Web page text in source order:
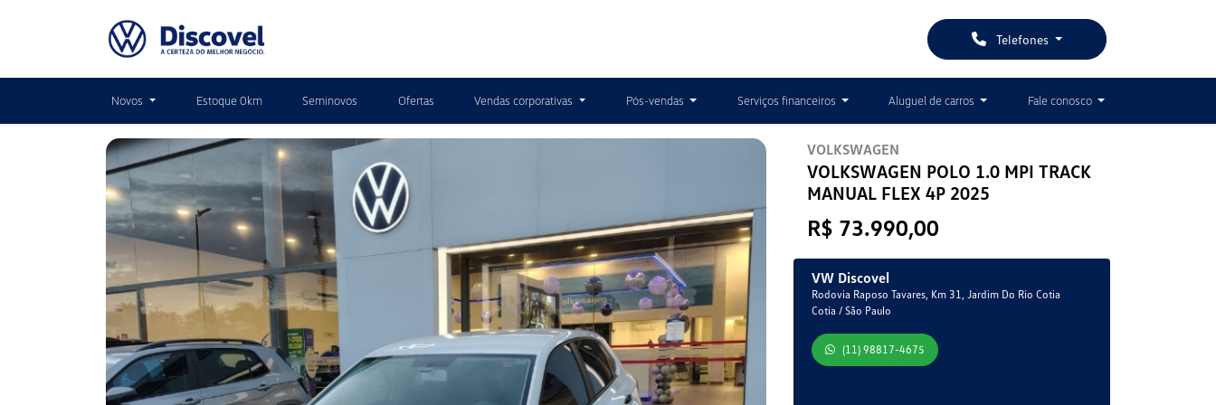
Telefones
Novos Estoque 0km Seminovos Ofertas Vendas corporativas Pós-vendas Serviços financeiros Aluguel de carros Fale conosco
VOLKSWAGEN
VOLKSWAGEN POLO 1.0 MPI TRACK
MANUAL FLEX 4P 2025
R$ 73.990,00
VW Discovel
Rodovia Raposo Tavares, Km 31, Jardim Do Rio Cotia
Cotia / São Paulo
(11) 98817-4675